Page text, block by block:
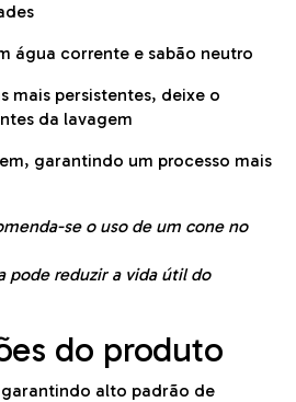
água corrente e sabão neutro
mais persistentes, deixe o
da lavagem
garantindo um processo mais
se o uso de um cone no
pode reduzir a vida útil do
do produto
alto padrão de